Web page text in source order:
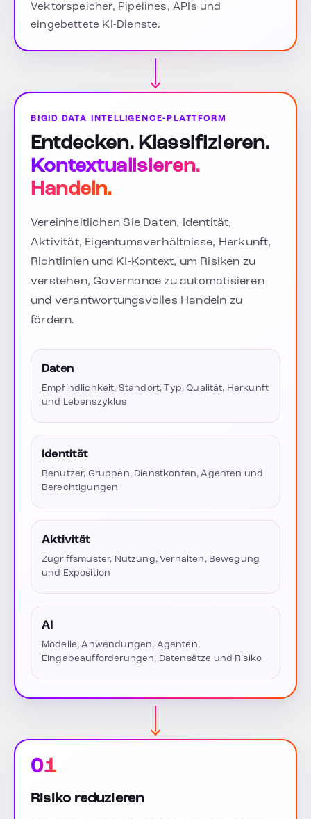
Vektorspeicher, Pipelines, APIs und
eingebettete KI-Dienste.
BIGID DATA INTELLIGENCE-PLATTFORM
Entdecken. Klassifizieren.
Kontextualisieren.
Handeln.
Vereinheitlichen Sie Daten, Identität,
Aktivität, Eigentumsverhältnisse, Herkunft,
Richtlinien und KI-Kontext, um Risiken zu
verstehen, Governance zu automatisieren
und verantwortungsvolles Handeln zu
fördern.
Daten
Empfindlichkeit, Standort, Typ, Qualität, Herkunft
und Lebenszyklus
Identität
Benutzer, Gruppen, Dienstkonten, Agenten und
Berechtigungen
Aktivität
Zugriffsmuster, Nutzung, Verhalten, Bewegung
und Exposition
AI
Modelle, Anwendungen, Agenten,
Eingabeaufforderungen, Datensätze und Risiko
01
Risiko reduzieren